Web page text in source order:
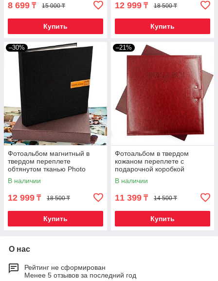
8 699 ₸ 15 000 ₸
Купить
12 999 ₸ 18 500 ₸
Купить
–30%
Фотоальбом магнитный в
твердом переплете
обтянутом тканью Photo
Story (Черный графит / 40
страниц)
В наличии
12 999 ₸ 18 500 ₸
Купить
–21%
Фотоальбом в твердом
кожаном переплете с
подарочной коробкой
Guanmei [40 страниц]
В наличии
11 399 ₸ 14 500 ₸
Купить
О нас
Рейтинг не сформирован
Менее 5 отзывов за последний год